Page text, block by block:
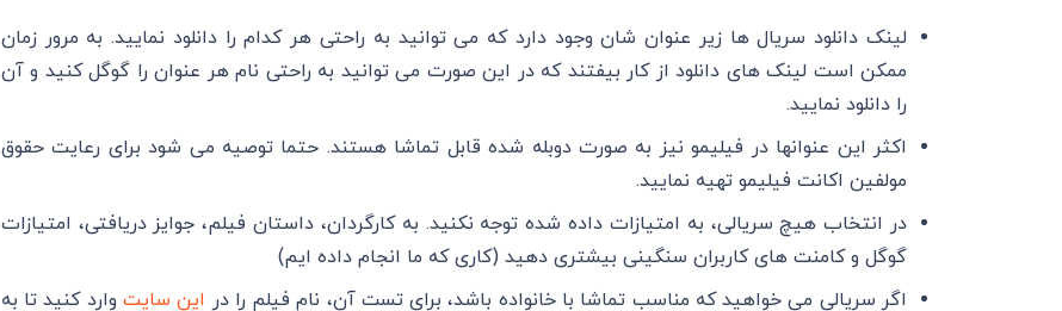
لینک دانلود سریال ها زیر عنوان شان وجود دارد که می توانید به راحتی هر کدام را دانلود نمایید. به مرور زمان
ممکن است لینک های دانلود از کار بیفتند که در این صورت می توانید به راحتی نام هر عنوان را گوگل کنید و آن
را دانلود نمایید.
اکثر این عنوانها در فیلیمو نیز به صورت دوبله شده قابل تماشا هستند. حتما توصیه می شود برای رعایت حقوق
مولفین اکانت فیلیمو تهیه نمایید.
در انتخاب هیچ سریالی، به امتیازات داده شده توجه نکنید. به کارگردان، داستان فیلم، جوایز دریافتی، امتیازات
گوگل و کامنت های کاربران سنگینی بیشتری دهید (کاری که ما انجام داده ایم)
اگر سریالی می خواهید که مناسب تماشا با خانواده باشد، برای تست آن، نام فیلم را در این سایت وارد کنید تا به